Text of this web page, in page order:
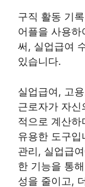
구직 활동 기
어플을 사용
써, 실업급여
있습니다.
실업급여, 고
근로자가 자
적으로 계산
유용한 도구
관리, 실업급
한 기능을 통
성을 줄이고,